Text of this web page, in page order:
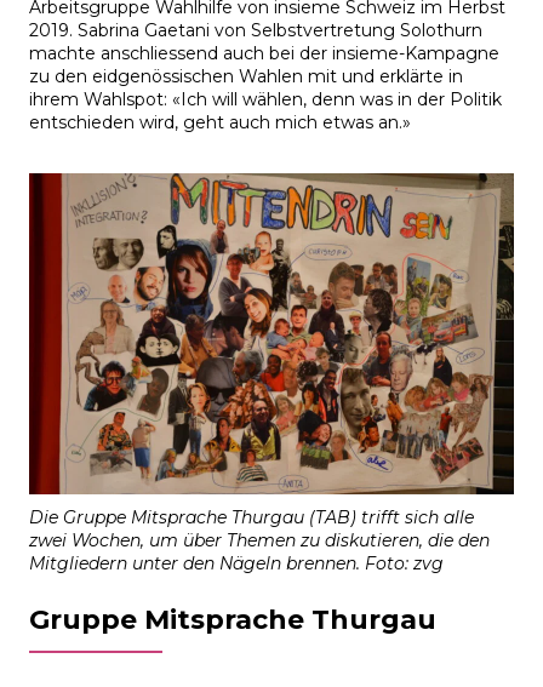
Arbeitsgruppe Wahlhilfe von insieme Schweiz im Herbst
2019. Sabrina Gaetani von Selbstvertretung Solothurn
machte anschliessend auch bei der insieme-Kampagne
zu den eidgenössischen Wahlen mit und erklärte in
ihrem Wahlspot: «Ich will wählen, denn was in der Politik
entschieden wird, geht auch mich etwas an.»
Die Gruppe Mitsprache Thurgau (TAB) trifft sich alle
zwei Wochen, um über Themen zu diskutieren, die den
Mitgliedern unter den Nägeln brennen. Foto: zvg
Gruppe Mitsprache Thurgau